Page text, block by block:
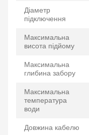
Діаметр
підключення
Максимальна
висота підйому
Максимальна
глибина забору
Максимальна
температура
води
Довжина кабелю